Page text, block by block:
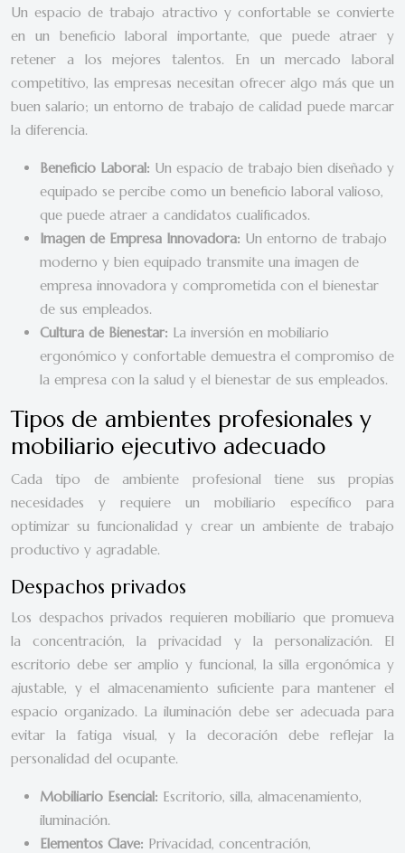
Un espacio de trabajo atractivo y confortable se convierte
en un beneficio laboral importante, que puede atraer y
retener a los mejores talentos. En un mercado laboral
competitivo, las empresas necesitan ofrecer algo más que un
buen salario; un entorno de trabajo de calidad puede marcar
la diferencia.
Beneficio Laboral: Un espacio de trabajo bien diseñado y
equipado se percibe como un beneficio laboral valioso,
que puede atraer a candidatos cualificados.
Imagen de Empresa Innovadora: Un entorno de trabajo
moderno y bien equipado transmite una imagen de
empresa innovadora y comprometida con el bienestar
de sus empleados.
Cultura de Bienestar: La inversión en mobiliario
ergonómico y confortable demuestra el compromiso de
la empresa con la salud y el bienestar de sus empleados.
Tipos de ambientes profesionales y
mobiliario ejecutivo adecuado
Cada tipo de ambiente profesional tiene sus propias
necesidades y requiere un mobiliario específico para
optimizar su funcionalidad y crear un ambiente de trabajo
productivo y agradable.
Despachos privados
Los despachos privados requieren mobiliario que promueva
la concentración, la privacidad y la personalización. El
escritorio debe ser amplio y funcional, la silla ergonómica y
ajustable, y el almacenamiento suficiente para mantener el
espacio organizado. La iluminación debe ser adecuada para
evitar la fatiga visual, y la decoración debe reflejar la
personalidad del ocupante.
Mobiliario Esencial: Escritorio, silla, almacenamiento,
iluminación.
Elementos Clave: Privacidad, concentración,